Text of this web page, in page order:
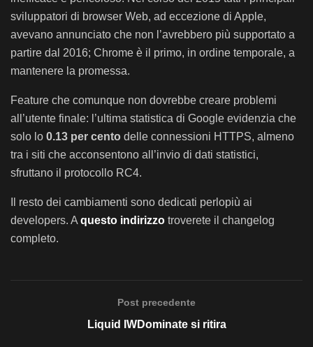
sviluppatori di browser Web, ad eccezione di Apple,
avevano annunciato che non l’avrebbero più supportato a
partire dal 2016; Chrome è il primo, in ordine temporale, a
mantenere la promessa.
Feature che comunque non dovrebbe creare problemi
all’utente finale: l’ultima statistica di Google evidenzia che
solo lo 0.13 per cento delle connessioni HTTPS, almeno
tra i siti che acconsentono all’invio di dati statistici,
sfruttano il protocollo RC4.
Il resto dei cambiamenti sono dedicati perlopiù ai
developers. A questo indirizzo troverete il changelog
completo.
Post precedente
Liquid IWDominate si ritira